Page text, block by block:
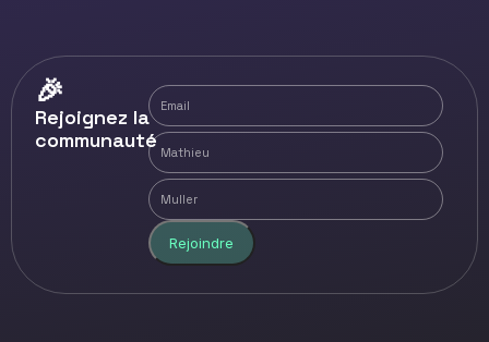
🎉
Rejoignez la
communauté
Rejoindre